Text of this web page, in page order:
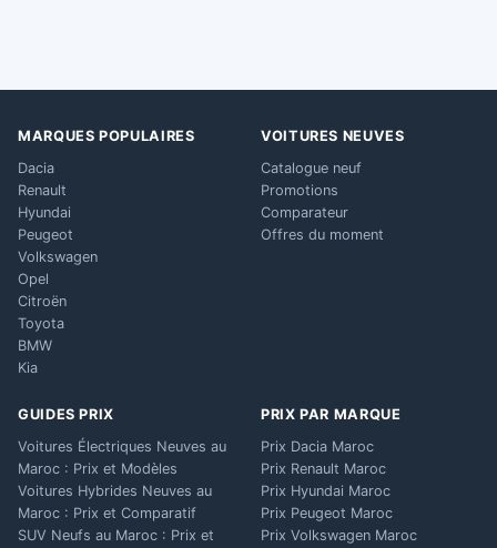
MARQUES POPULAIRES
Dacia
Renault
Hyundai
Peugeot
Volkswagen
Opel
Citroën
Toyota
BMW
Kia
VOITURES NEUVES
Catalogue neuf
Promotions
Comparateur
Offres du moment
GUIDES PRIX
Voitures Électriques Neuves au
Maroc : Prix et Modèles
Voitures Hybrides Neuves au
Maroc : Prix et Comparatif
SUV Neufs au Maroc : Prix et
PRIX PAR MARQUE
Prix Dacia Maroc
Prix Renault Maroc
Prix Hyundai Maroc
Prix Peugeot Maroc
Prix Volkswagen Maroc